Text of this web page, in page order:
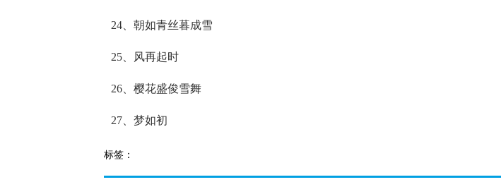
24、朝如青丝暮成雪
25、风再起时
26、樱花盛俊雪舞
27、梦如初
标签：